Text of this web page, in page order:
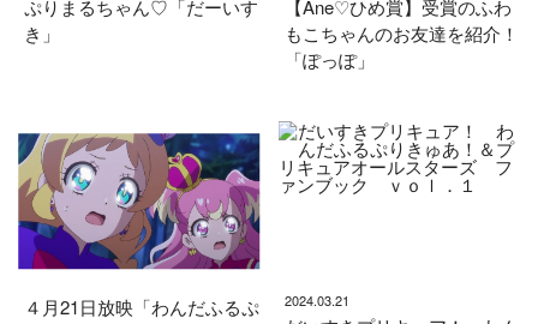
ぷりまるちゃん♡「だーいす
き」
【Ane♡ひめ賞】受賞のふわ
もこちゃんのお友達を紹介！
「ぽっぽ」
４月21日放映「わんだふるぷ
2024.03.21